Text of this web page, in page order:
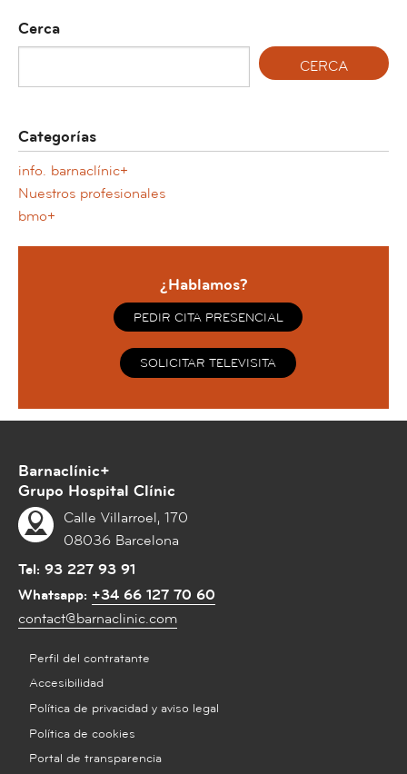
Cerca
Categorías
info. barnaclínic+
Nuestros profesionales
bmo+
¿Hablamos?
PEDIR CITA PRESENCIAL
SOLICITAR TELEVISITA
Barnaclínic+
Grupo Hospital Clínic
Calle Villarroel, 170
08036 Barcelona
Tel: 93 227 93 91
Whatsapp: +34 66 127 70 60
contact@barnaclinic.com
Perfil del contratante
Accesibilidad
Política de privacidad y aviso legal
Política de cookies
Portal de transparencia